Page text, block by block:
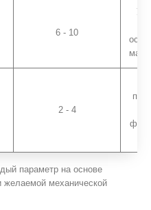
6 - 10
2 - 4
параметр на основе
желаемой механической